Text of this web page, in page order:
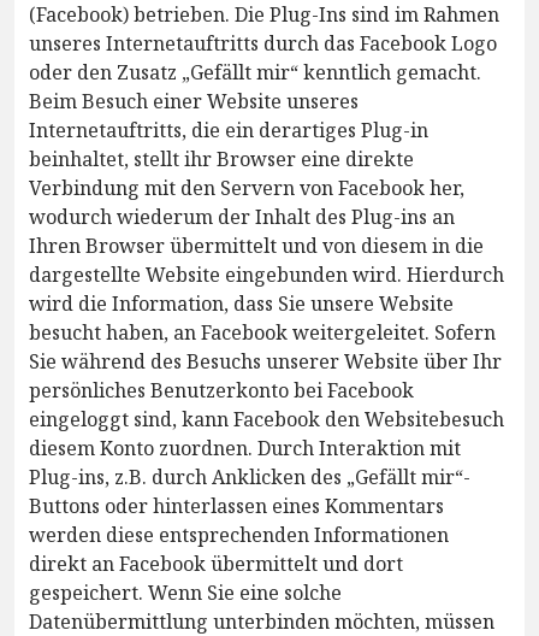
(Facebook) betrieben. Die Plug-Ins sind im Rahmen
unseres Internetauftritts durch das Facebook Logo
oder den Zusatz „Gefällt mir“ kenntlich gemacht.
Beim Besuch einer Website unseres
Internetauftritts, die ein derartiges Plug-in
beinhaltet, stellt ihr Browser eine direkte
Verbindung mit den Servern von Facebook her,
wodurch wiederum der Inhalt des Plug-ins an
Ihren Browser übermittelt und von diesem in die
dargestellte Website eingebunden wird. Hierdurch
wird die Information, dass Sie unsere Website
besucht haben, an Facebook weitergeleitet. Sofern
Sie während des Besuchs unserer Website über Ihr
persönliches Benutzerkonto bei Facebook
eingeloggt sind, kann Facebook den Websitebesuch
diesem Konto zuordnen. Durch Interaktion mit
Plug-ins, z.B. durch Anklicken des „Gefällt mir“-
Buttons oder hinterlassen eines Kommentars
werden diese entsprechenden Informationen
direkt an Facebook übermittelt und dort
gespeichert. Wenn Sie eine solche
Datenübermittlung unterbinden möchten, müssen